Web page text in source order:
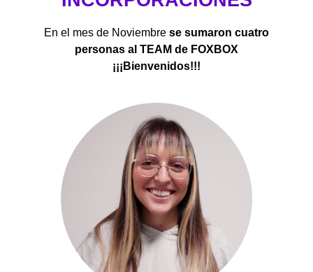
En el mes de Noviembre se sumaron cuatro
personas al TEAM de FOXBOX
¡¡¡Bienvenidos!!!